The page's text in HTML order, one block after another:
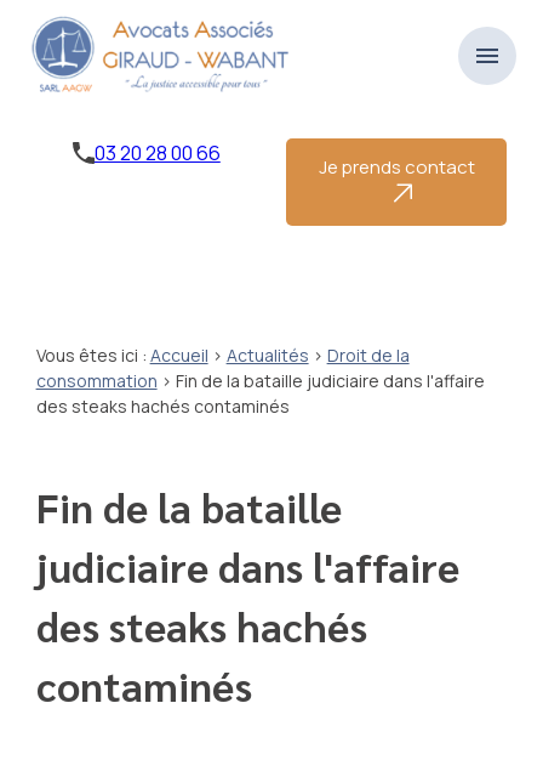
menu
03 20 28 00 66
Je prends contact
Vous êtes ici : Accueil > Actualités > Droit de la
consommation > Fin de la bataille judiciaire dans l'affaire
des steaks hachés contaminés
Fin de la bataille
judiciaire dans l'affaire
des steaks hachés
contaminés
Panneau de gestion des cookies